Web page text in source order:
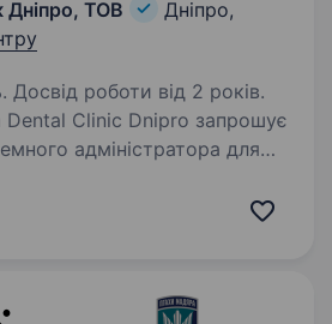
Дніпро, ТОВ
Дніпро,
Досвід роботи від 2 років.
Clinic Dnipro запрошує
адміністратора для
користувачів компанії